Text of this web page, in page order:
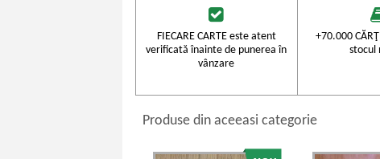
FIECARE CARTE este atent
verificată înainte de punerea în
vânzare
+70.000
stocul
Produse din aceeasi categorie